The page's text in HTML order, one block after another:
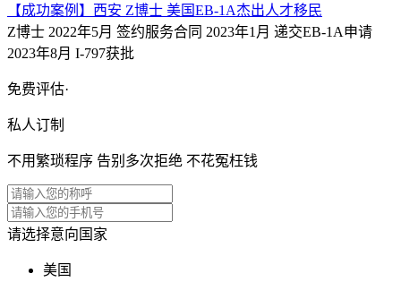
【成功案例】西安 Z博士 美国EB-1A杰出人才移民
Z博士 2022年5月 签约服务合同 2023年1月 递交EB-1A申请
2023年8月 I-797获批
免费评估·
私人订制
不用繁琐程序 告别多次拒绝 不花冤枉钱
请选择意向国家
美国